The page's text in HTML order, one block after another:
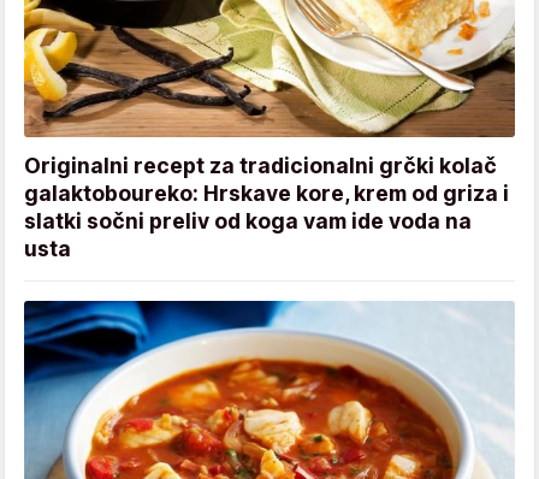
Originalni recept za tradicionalni grčki kolač
galaktoboureko: Hrskave kore, krem od griza i
slatki sočni preliv od koga vam ide voda na
usta